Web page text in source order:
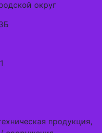
округ
продукция,